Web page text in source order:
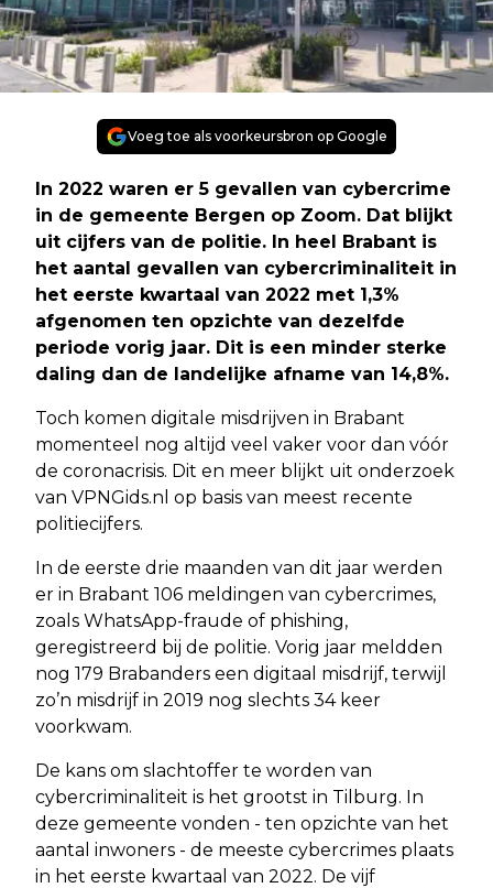
Voeg toe als voorkeursbron op Google
In 2022 waren er 5 gevallen van cybercrime
in de gemeente Bergen op Zoom. Dat blijkt
uit cijfers van de politie. In heel Brabant is
het aantal gevallen van cybercriminaliteit in
het eerste kwartaal van 2022 met 1,3%
afgenomen ten opzichte van dezelfde
periode vorig jaar. Dit is een minder sterke
daling dan de landelijke afname van 14,8%.
Toch komen digitale misdrijven in Brabant
momenteel nog altijd veel vaker voor dan vóór
de coronacrisis. Dit en meer blijkt uit onderzoek
van VPNGids.nl op basis van meest recente
politiecijfers.
In de eerste drie maanden van dit jaar werden
er in Brabant 106 meldingen van cybercrimes,
zoals WhatsApp-fraude of phishing,
geregistreerd bij de politie. Vorig jaar meldden
nog 179 Brabanders een digitaal misdrijf, terwijl
zo’n misdrijf in 2019 nog slechts 34 keer
voorkwam.
De kans om slachtoffer te worden van
cybercriminaliteit is het grootst in Tilburg. In
deze gemeente vonden - ten opzichte van het
aantal inwoners - de meeste cybercrimes plaats
in het eerste kwartaal van 2022. De vijf